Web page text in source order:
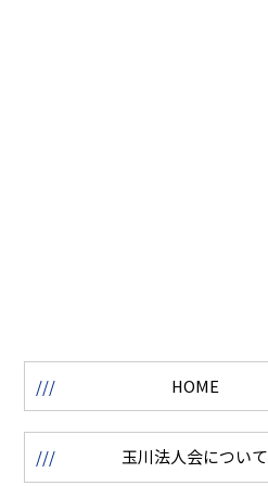
HOME
玉川法人会について